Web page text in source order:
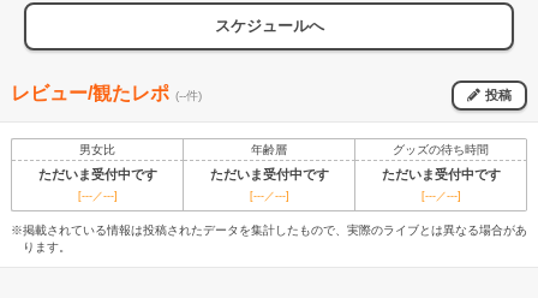
スケジュールへ
レビュー/観たレポ (--件) 投稿
男女比 年齢層 グッズの待ち時間
ただいま受付中です ただいま受付中です ただいま受付中です
[---／---] [---／---] [---／---]
※掲載されている情報は投稿されたデータを集計したもので、実際のライブとは異なる場合があ
ります。